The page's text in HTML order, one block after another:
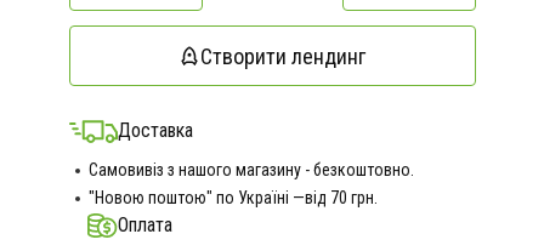
Створити лендинг
Доставка
Самовивіз з нашого магазину - безкоштовно.
"Новою поштою" по Україні —від 70 грн.
Оплата